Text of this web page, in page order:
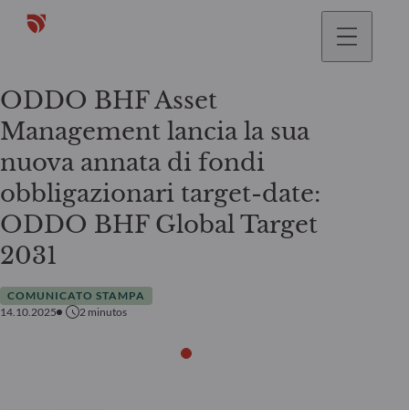
ODDO BHF Asset
Management lancia la sua
nuova annata di fondi
obbligazionari target-date:
ODDO BHF Global Target
2031
COMUNICATO STAMPA
14.10.2025
2 minutos